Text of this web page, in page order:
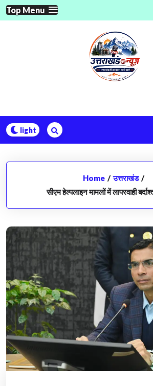
Skip
to
Top Menu
Home / उत्तराखंड /
सीएम हेल्पलाइन मामलों में लापरवाही